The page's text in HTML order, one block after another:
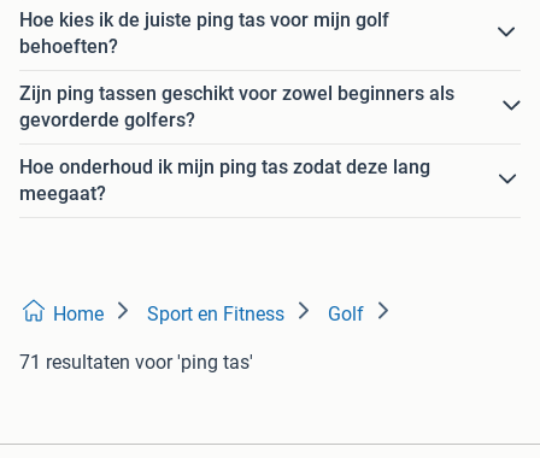
Hoe kies ik de juiste ping tas voor mijn golf
behoeften?
Zijn ping tassen geschikt voor zowel beginners als
gevorderde golfers?
Hoe onderhoud ik mijn ping tas zodat deze lang
meegaat?
Home Sport en Fitness Golf
71 resultaten voor 'ping tas'